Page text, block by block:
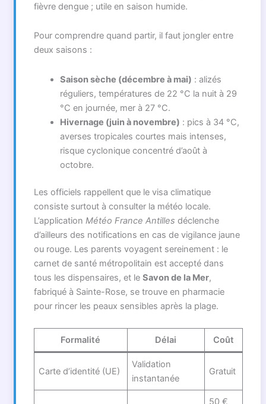
fièvre dengue ; utile en saison humide.
Pour comprendre quand partir, il faut jongler entre
deux saisons :
Saison sèche (décembre à mai) : alizés
réguliers, températures de 22 °C la nuit à 29
°C en journée, mer à 27 °C.
Hivernage (juin à novembre) : pics à 34 °C,
averses tropicales courtes mais intenses,
risque cyclonique concentré d’août à
octobre.
Les officiels rappellent que le visa climatique
consiste surtout à consulter la météo locale.
L’application Météo France Antilles déclenche
d’ailleurs des notifications en cas de vigilance jaune
ou rouge. Les parents voyagent sereinement : le
carnet de santé métropolitain est accepté dans
tous les dispensaires, et le Savon de la Mer,
fabriqué à Sainte-Rose, se trouve en pharmacie
pour rincer les peaux sensibles après la plage.
Formalité Délai Coût
Carte d’identité (UE)
Validation
instantanée
Gratuit
50 €